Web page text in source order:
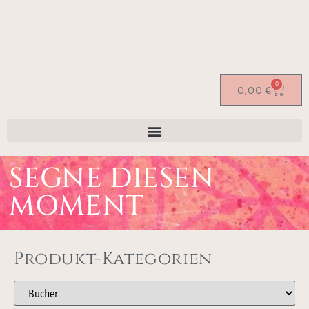
0,00 € 0
SEGNE DIESEN
MOMENT
Produkt-Kategorien